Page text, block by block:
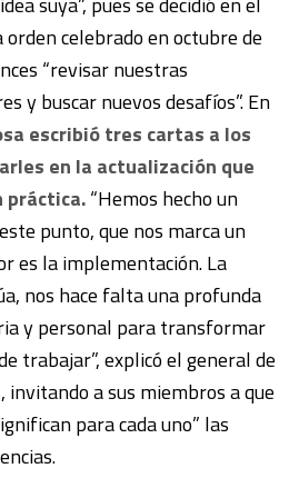
celebrado en octubre de
“revisar nuestras
y buscar nuevos desafíos”. En
escribió tres cartas a los
en la actualización que
práctica.“Hemos hecho un
punto, que nos marca un
es la implementación. La
nos hace falta una profunda
y personal para transformar
trabajar”, explicó el general de
invitando a sus miembros a que
para cada uno” las